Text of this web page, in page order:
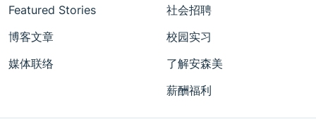
Featured Stories
博客文章
媒体联络
社会招聘
校园实习
了解安森美
薪酬福利